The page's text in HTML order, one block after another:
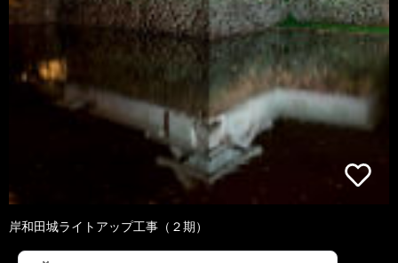
岸和田城ライトアップ工事（２期）